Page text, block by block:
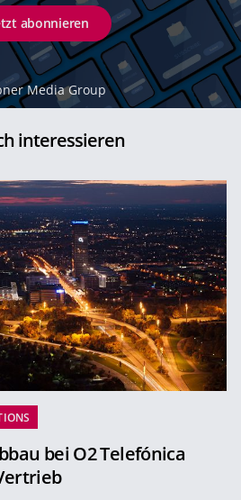
abonnieren
Media Group
interessieren
bei O2 Telefónica